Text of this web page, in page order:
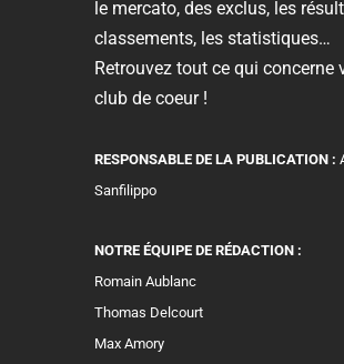
le mercato, des exclus, les
classements, les statistiques…
Retrouvez tout ce qui concerne
club de coeur !
RESPONSABLE DE LA PUBLICATION :
Sanfilippo
NOTRE ÉQUIPE DE RÉDACTION :
Romain Aublanc
Thomas Delcourt
Max Amory